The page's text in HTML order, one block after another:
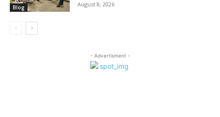
Blog August 8, 2026
- Advertisment -